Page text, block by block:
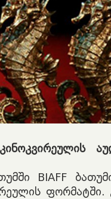
BIAFF
ფორმატში.